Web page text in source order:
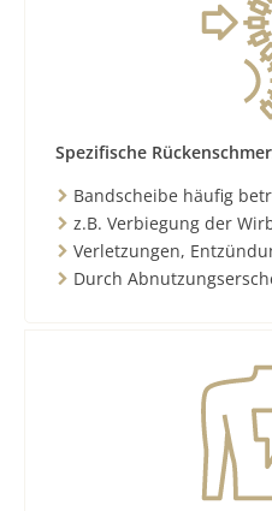
Spezifische
Bandscheibe häufig
z.B. Verbiegung der
Verletzungen,
Durch